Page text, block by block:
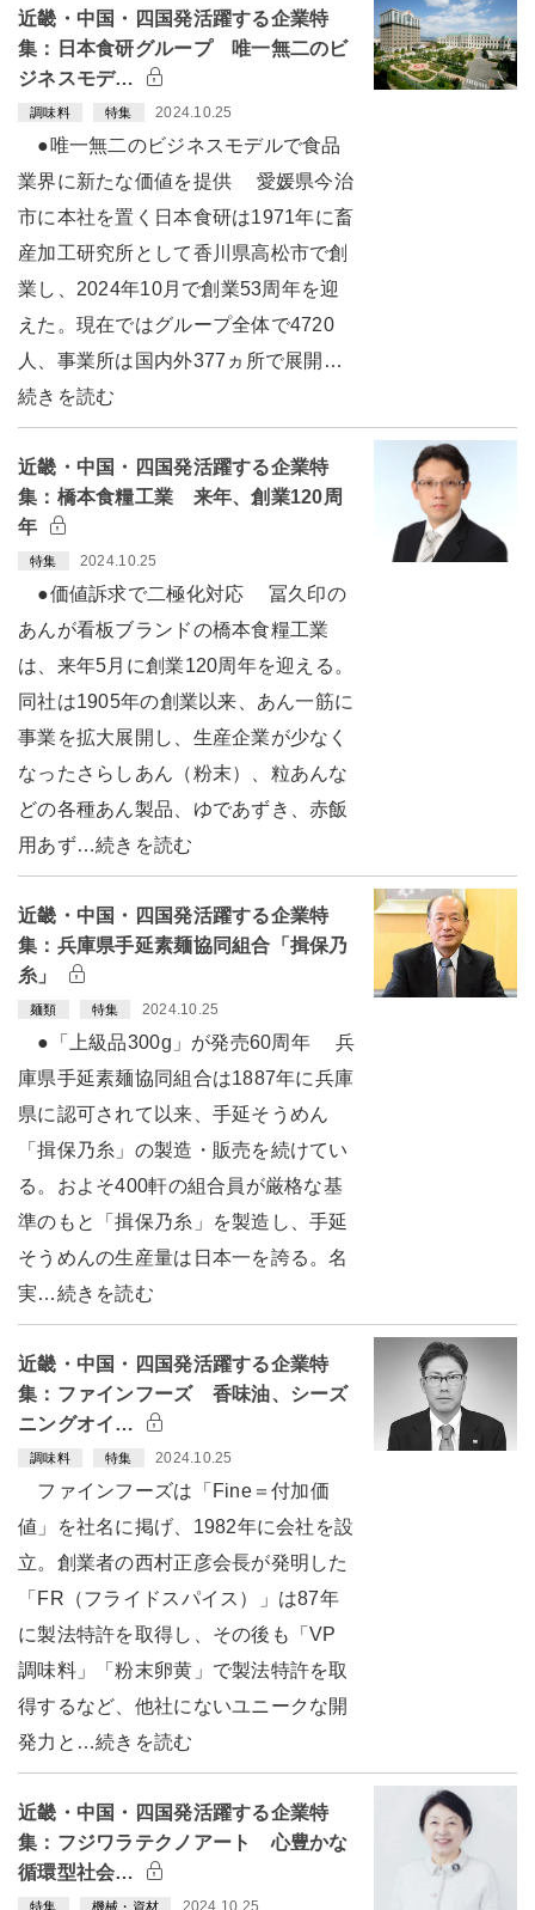
近畿・中国・四国発活躍する企業特
集：日本食研グループ 唯一無二のビ
ジネスモデ…
調味料 特集 2024.10.25
●唯一無二のビジネスモデルで食品
業界に新たな価値を提供 愛媛県今治
市に本社を置く日本食研は1971年に畜
産加工研究所として香川県高松市で創
業し、2024年10月で創業53周年を迎
えた。現在ではグループ全体で4720
人、事業所は国内外377ヵ所で展開…
続きを読む
近畿・中国・四国発活躍する企業特
集：橋本食糧工業 来年、創業120周
年
特集 2024.10.25
●価値訴求で二極化対応 冨久印の
あんが看板ブランドの橋本食糧工業
は、来年5月に創業120周年を迎える。
同社は1905年の創業以来、あん一筋に
事業を拡大展開し、生産企業が少なく
なったさらしあん（粉末）、粒あんな
どの各種あん製品、ゆであずき、赤飯
用あず…続きを読む
近畿・中国・四国発活躍する企業特
集：兵庫県手延素麺協同組合「揖保乃
糸」
麺類 特集 2024.10.25
●「上級品300g」が発売60周年 兵
庫県手延素麺協同組合は1887年に兵庫
県に認可されて以来、手延そうめん
「揖保乃糸」の製造・販売を続けてい
る。およそ400軒の組合員が厳格な基
準のもと「揖保乃糸」を製造し、手延
そうめんの生産量は日本一を誇る。名
実…続きを読む
近畿・中国・四国発活躍する企業特
集：ファインフーズ 香味油、シーズ
ニングオイ…
調味料 特集 2024.10.25
ファインフーズは「Fine＝付加価
値」を社名に掲げ、1982年に会社を設
立。創業者の西村正彦会長が発明した
「FR（フライドスパイス）」は87年
に製法特許を取得し、その後も「VP
調味料」「粉末卵黄」で製法特許を取
得するなど、他社にないユニークな開
発力と…続きを読む
近畿・中国・四国発活躍する企業特
集：フジワラテクノアート 心豊かな
循環型社会…
特集 機械・資材 2024.10.25